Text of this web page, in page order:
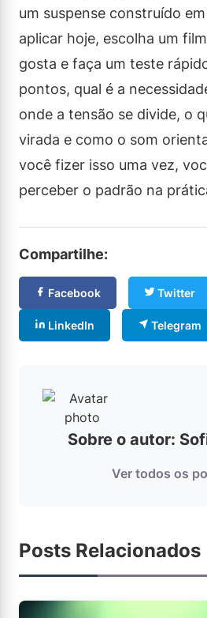
um suspense construído
aplicar hoje, escolha um
gosta e faça um teste
pontos, qual é a
onde a tensão se divide, o
virada e como o som
você fizer isso uma vez,
perceber o padrão na
Compartilhe:
Facebook Twitter
LinkedIn Telegram
Sobre o autor:
Ver todos os
Posts Relacionados